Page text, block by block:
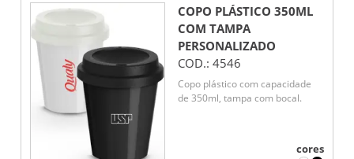
COPO PLÁSTICO 350ML
COM TAMPA
PERSONALIZADO
COD.: 4546
Copo plástico com capacidade
de 350ml, tampa com bocal.
cores